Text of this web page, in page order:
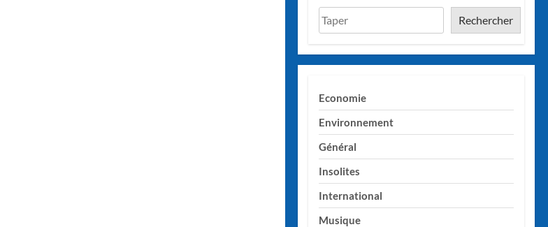
Rechercher
Economie
Environnement
Général
Insolites
International
Musique